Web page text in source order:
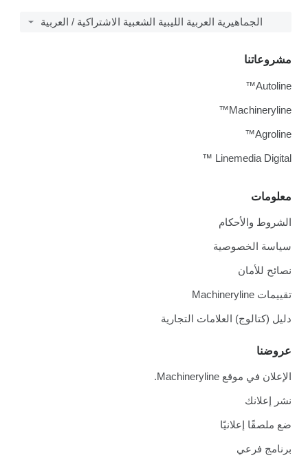
الجماهيرية العربية الليبية الشعبية الاشتراكية / العربية
معلومات
الشروط والأحكام
سياسة الخصوصية
نصائح للأمان
تقييمات Machineryline
دليل (كتالوج) العلامات التجارية
عروضنا
الإعلان في موقع Machineryline.
نشر إعلانك
ضع ملصقًا إعلانيًا
برنامج فرعي
مشروعاتنا
Autoline™
Machineryline™
Agroline™
Linemedia Digital ™